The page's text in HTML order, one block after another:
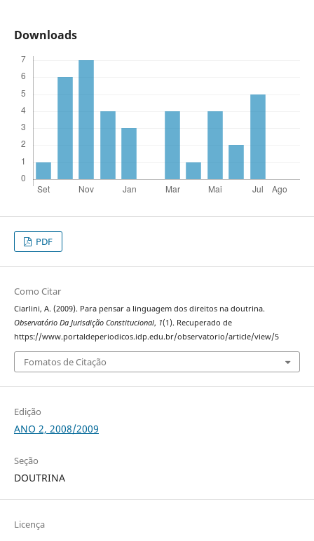
Downloads
PDF
Como Citar
Ciarlini, A. (2009). Para pensar a linguagem dos direitos na doutrina.
Observatório Da Jurisdição Constitucional, 1(1). Recuperado de
https://www.portaldeperiodicos.idp.edu.br/observatorio/article/view/5
Fomatos de Citação
Edição
ANO 2, 2008/2009
Seção
DOUTRINA
Licença